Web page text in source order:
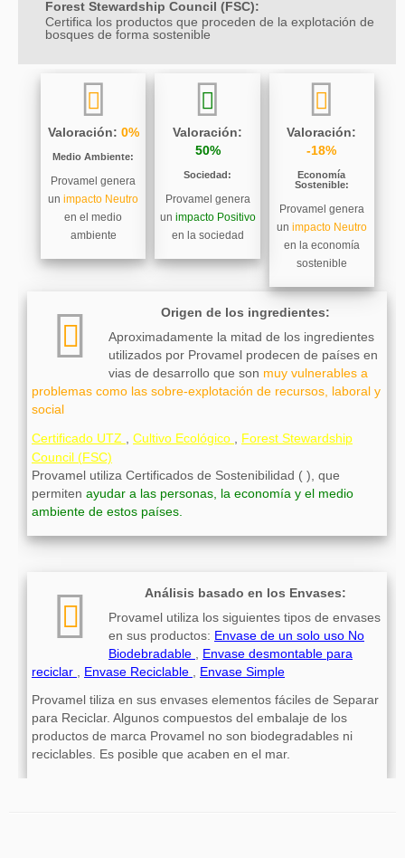
Forest Stewardship Council (FSC):
Certifica los productos que proceden de la explotación de
bosques de forma sostenible
Valoración: 0%
Medio Ambiente:
Provamel genera
unimpacto Neutro
en el medio
ambiente
Valoración:
50%
Sociedad:
Provamel genera
un impacto Positivo
en la sociedad
Valoración:
-18%
Economía
Sostenible:
Provamel genera
un impacto Neutro
en la economía
sostenible
Origen de los ingredientes:
Aproximadamente la mitad de los ingredientes
utilizados por Provamel prodecen de países en
vias de desarrollo que son muy vulnerables a
problemas como las sobre-explotación de recursos, laboral y
social
Certificado UTZ , Cultivo Ecológico , Forest Stewardship
Council (FSC)
Provamel utiliza Certificados de Sostenibilidad ( ), que
permiten ayudar a las personas, la economía y el medio
ambiente de estos países.
Análisis basado en los Envases:
Provamel utiliza los siguientes tipos de envases
en sus productos: Envase de un solo uso No
Biodebradable , Envase desmontable para
reciclar , Envase Reciclable , Envase Simple
Provamel tiliza en sus envases elementos fáciles de Separar
para Reciclar. Algunos compuestos del embalaje de los
productos de marca Provamel no son biodegradables ni
reciclables. Es posible que acaben en el mar.